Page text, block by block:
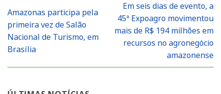
Amazonas participa pela
primeira vez de Salão
Nacional de Turismo, em
Brasília
Em seis dias de evento, a
45ª Expoagro movimentou
mais de R$ 194 milhões em
recursos no agronegócio
amazonense